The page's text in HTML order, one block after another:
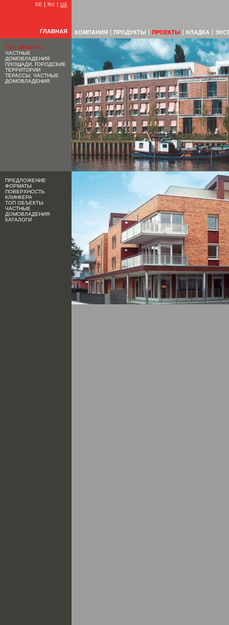
DE RU UA
ГЛАВНАЯ КОМПАНИЯ ПРОДУКТЫ ПРОЕКТЫ КЛАДКА
ТОП ОБЪЕКТЫ
ЧАСТНЫЕ
ДОМОВЛАДЕНИЯ
ПЛОЩАДИ, ГОРОДСКИЕ
ТЕРРИТОРИИ
ТЕРАССЫ, ЧАСТНЫЕ
ДОМОВЛАДЕНИЯ
ПРЕДЛОЖЕНИЕ
ФОРМАТЫ
ПОВЕРХНОСТЬ
КЛИНКЕРА
ТОП ОБЪЕКТЫ
ЧАСТНЫЕ
ДОМОВЛАДЕНИЯ
КАТАЛОГИ